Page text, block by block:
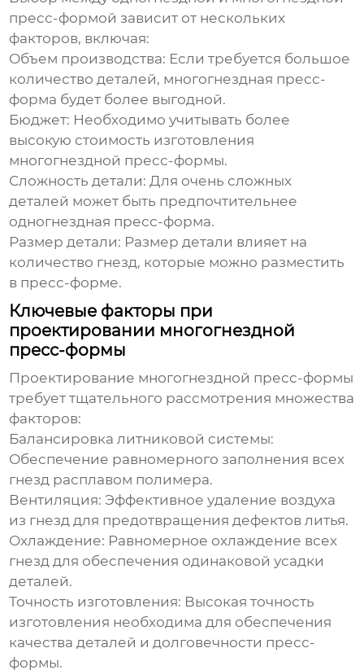
пресс-формой зависит от нескольких
факторов, включая:
Объем производства: Если требуется большое
количество деталей, многогнездная пресс-
форма будет более выгодной.
Бюджет: Необходимо учитывать более
высокую стоимость изготовления
многогнездной пресс-формы.
Сложность детали: Для очень сложных
деталей может быть предпочтительнее
одногнездная пресс-форма.
Размер детали: Размер детали влияет на
количество гнезд, которые можно разместить
в пресс-форме.
Ключевые факторы при
проектировании многогнездной
пресс-формы
Проектирование многогнездной пресс-формы
требует тщательного рассмотрения множества
факторов:
Балансировка литниковой системы:
Обеспечение равномерного заполнения всех
гнезд расплавом полимера.
Вентиляция: Эффективное удаление воздуха
из гнезд для предотвращения дефектов литья.
Охлаждение: Равномерное охлаждение всех
гнезд для обеспечения одинаковой усадки
деталей.
Точность изготовления: Высокая точность
изготовления необходима для обеспечения
качества деталей и долговечности пресс-
формы.